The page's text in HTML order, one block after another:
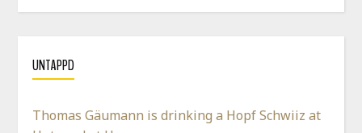
UNTAPPD
Thomas Gäumann is drinking a Hopf Schwiiz at